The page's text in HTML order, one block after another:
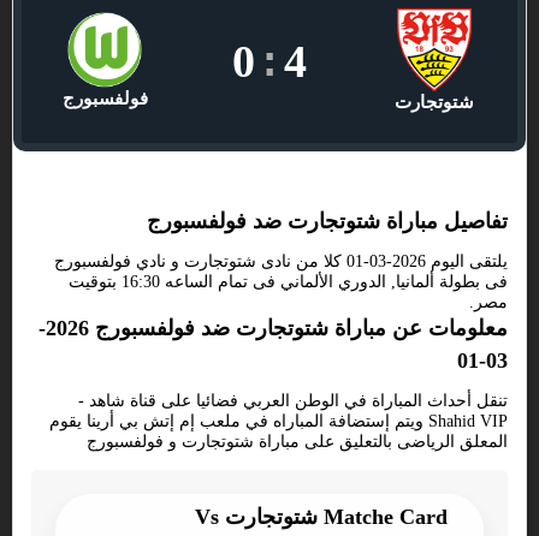
شتوتجارت
4
:
0
فولفسبورج
تفاصيل مباراة شتوتجارت ضد فولفسبورج
يلتقى اليوم 2026-03-01 كلا من نادى شتوتجارت و نادي فولفسبورج
فى بطولة ألمانيا, الدوري الألماني فى تمام الساعه 16:30 بتوقيت
مصر.
معلومات عن مباراة شتوتجارت ضد فولفسبورج 2026-
03-01
تنقل أحداث المباراة في الوطن العربي فضائيا على قناة شاهد -
Shahid VIP ويتم إستضافة المباراه في ملعب إم إتش بي أرينا يقوم
المعلق الرياضى بالتعليق على مباراة شتوتجارت و فولفسبورج
Matche Card شتوتجارت Vs